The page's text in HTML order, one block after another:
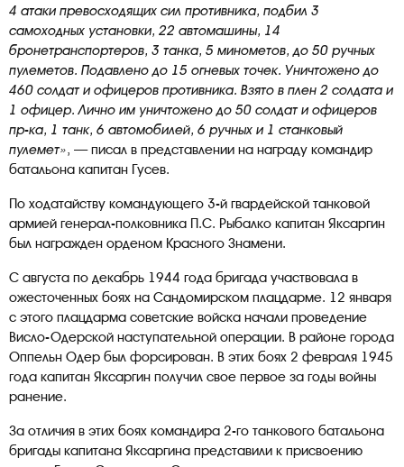
4 атаки превосходящих сил противника, подбил 3
самоходных установки, 22 автомашины, 14
бронетранспортеров, 3 танка, 5 минометов, до 50 ручных
пулеметов. Подавлено до 15 огневых точек. Уничтожено до
460 солдат и офицеров противника. Взято в плен 2 солдата и
1 офицер. Лично им уничтожено до 50 солдат и офицеров
пр-ка, 1 танк, 6 автомобилей, 6 ручных и 1 станковый
пулемет», — писал в представлении на награду командир
батальона капитан Гусев.
По ходатайству командующего 3-й гвардейской танковой
армией генерал-полковника П.С. Рыбалко капитан Яксаргин
был награжден орденом Красного Знамени.
С августа по декабрь 1944 года бригада участвовала в
ожесточенных боях на Сандомирском плацдарме. 12 января
с этого плацдарма советские войска начали проведение
Висло-Одерской наступательной операции. В районе города
Оппельн Одер был форсирован. В этих боях 2 февраля 1945
года капитан Яксаргин получил свое первое за годы войны
ранение.
За отличия в этих боях командира 2-го танкового батальона
бригады капитана Яксаргина представили к присвоению